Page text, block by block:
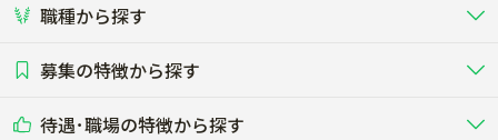
東海
短期アルバイト
その他（独立・副業など）
畜産（酪農･肉牛･養豚･養鶏など）
酪農
する牧場
職種から探す
農場･牧場･現場職
専門職（獣医師･人工授精師･
募集の特徴から探す
未経験歓迎
待遇･職場の特徴から探す